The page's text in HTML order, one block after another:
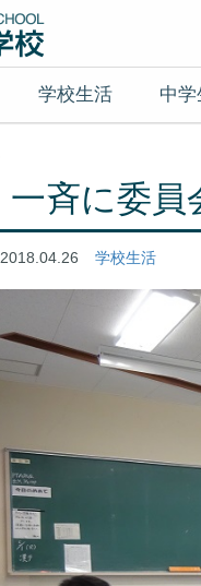
学校生活 中
一斉に委員
2018.04.26 学校生活